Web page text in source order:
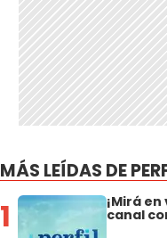
MÁS LEÍDAS DE
1 ¡Mirá
canal